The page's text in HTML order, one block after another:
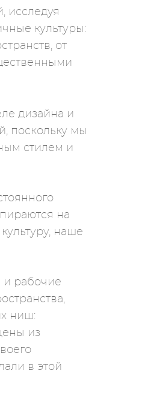
исследуя
культуры:
от
дизайна и
поскольку мы
стилем и
на
наше
и рабочие
ниш:
из
в этой